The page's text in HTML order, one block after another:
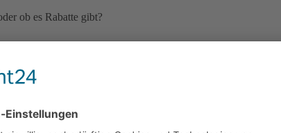
ob es Rabatte gibt?